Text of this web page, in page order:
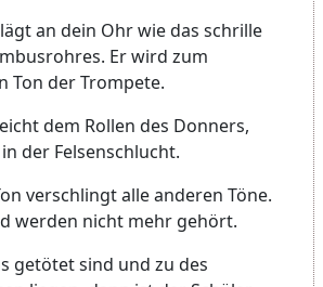
an dein Ohr wie das schrille
Er wird zum
Ton der Trompete.
dem Rollen des Donners,
der Felsenschlucht.
verschlingt alle anderen Töne.
werden nicht mehr gehört.
getötet sind und zu des